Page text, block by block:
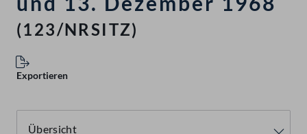
(123/NRSITZ)
Exportieren